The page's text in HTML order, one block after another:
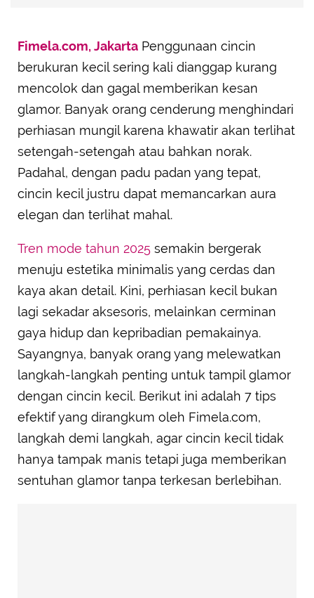
Fimela.com, Jakarta Penggunaan cincin
berukuran kecil sering kali dianggap kurang
mencolok dan gagal memberikan kesan
glamor. Banyak orang cenderung menghindari
perhiasan mungil karena khawatir akan terlihat
setengah-setengah atau bahkan norak.
Padahal, dengan padu padan yang tepat,
cincin kecil justru dapat memancarkan aura
elegan dan terlihat mahal.
Tren mode tahun 2025 semakin bergerak
menuju estetika minimalis yang cerdas dan
kaya akan detail. Kini, perhiasan kecil bukan
lagi sekadar aksesoris, melainkan cerminan
gaya hidup dan kepribadian pemakainya.
Sayangnya, banyak orang yang melewatkan
langkah-langkah penting untuk tampil glamor
dengan cincin kecil. Berikut ini adalah 7 tips
efektif yang dirangkum oleh Fimela.com,
langkah demi langkah, agar cincin kecil tidak
hanya tampak manis tetapi juga memberikan
sentuhan glamor tanpa terkesan berlebihan.